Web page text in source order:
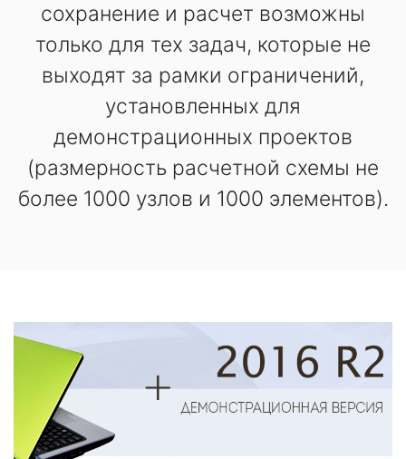
сохранение и расчет возможны
только для тех задач, которые не
выходят за рамки ограничений,
установленных для
демонстрационных проектов
(размерность расчетной схемы не
более 1000 узлов и 1000 элементов).